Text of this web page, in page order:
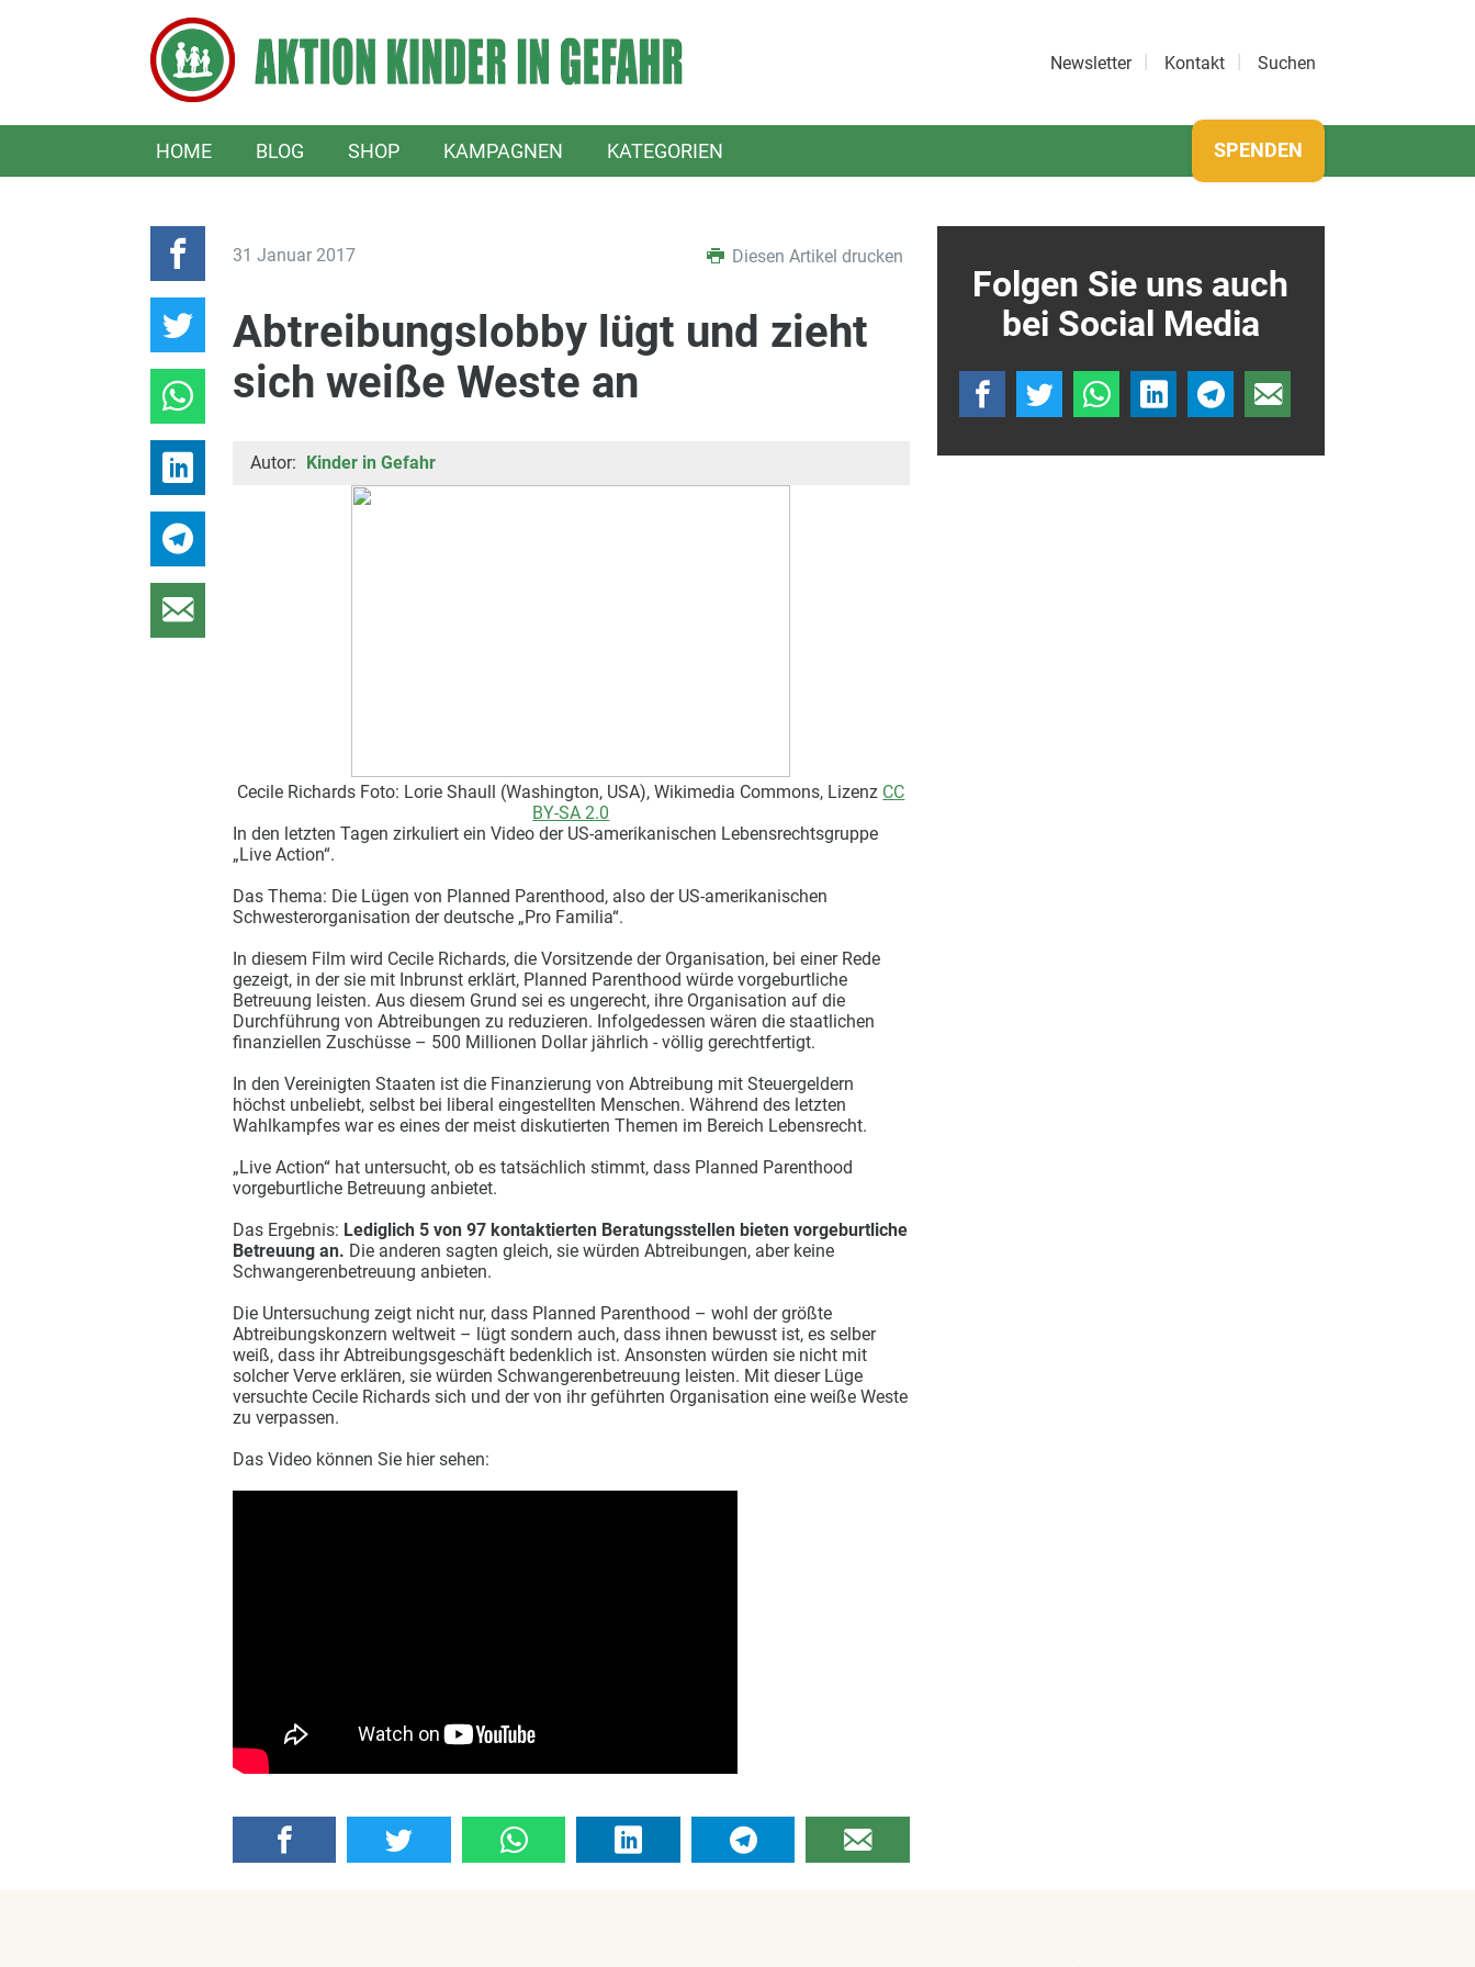
Newsletter Kontakt Suchen
HOME BLOG SHOP KAMPAGNEN KATEGORIEN SPENDEN
31 Januar 2017 Diesen Artikel drucken
Abtreibungslobby lügt und zieht
sich weiße Weste an
Autor: Kinder in Gefahr
Cecile Richards Foto: Lorie Shaull (Washington, USA), Wikimedia Commons, Lizenz CC
BY-SA 2.0
In den letzten Tagen zirkuliert ein Video der US-amerikanischen Lebensrechtsgruppe
„Live Action“.
Das Thema: Die Lügen von Planned Parenthood, also der US-amerikanischen
Schwesterorganisation der deutsche „Pro Familia“.
In diesem Film wird Cecile Richards, die Vorsitzende der Organisation, bei einer Rede
gezeigt, in der sie mit Inbrunst erklärt, Planned Parenthood würde vorgeburtliche
Betreuung leisten. Aus diesem Grund sei es ungerecht, ihre Organisation auf die
Durchführung von Abtreibungen zu reduzieren. Infolgedessen wären die staatlichen
finanziellen Zuschüsse – 500 Millionen Dollar jährlich - völlig gerechtfertigt.
In den Vereinigten Staaten ist die Finanzierung von Abtreibung mit Steuergeldern
höchst unbeliebt, selbst bei liberal eingestellten Menschen. Während des letzten
Wahlkampfes war es eines der meist diskutierten Themen im Bereich Lebensrecht.
„Live Action“ hat untersucht, ob es tatsächlich stimmt, dass Planned Parenthood
vorgeburtliche Betreuung anbietet.
Das Ergebnis: Lediglich 5 von 97 kontaktierten Beratungsstellen bieten vorgeburtliche
Betreuung an. Die anderen sagten gleich, sie würden Abtreibungen, aber keine
Schwangerenbetreuung anbieten.
Die Untersuchung zeigt nicht nur, dass Planned Parenthood – wohl der größte
Abtreibungskonzern weltweit – lügt sondern auch, dass ihnen bewusst ist, es selber
weiß, dass ihr Abtreibungsgeschäft bedenklich ist. Ansonsten würden sie nicht mit
solcher Verve erklären, sie würden Schwangerenbetreuung leisten. Mit dieser Lüge
versuchte Cecile Richards sich und der von ihr geführten Organisation eine weiße Weste
zu verpassen.
Das Video können Sie hier sehen:
Folgen Sie uns auch
bei Social Media